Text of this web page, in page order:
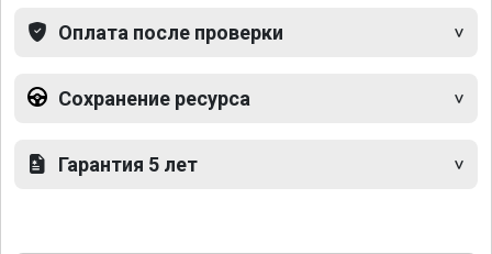
Оплата после проверки
Сохранение ресурса
Гарантия 5 лет